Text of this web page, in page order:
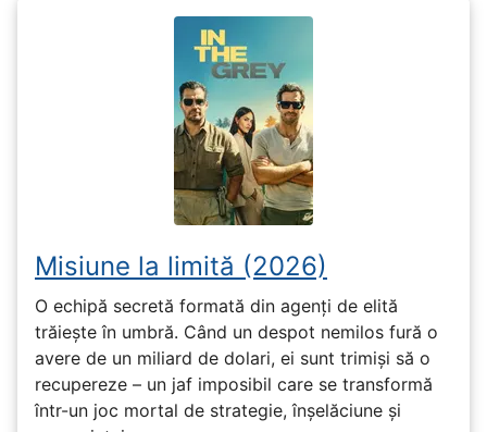
Misiune la limită (2026)
O echipă secretă formată din agenți de elită
trăiește în umbră. Când un despot nemilos fură o
avere de un miliard de dolari, ei sunt trimiși să o
recupereze – un jaf imposibil care se transformă
într-un joc mortal de strategie, înșelăciune și